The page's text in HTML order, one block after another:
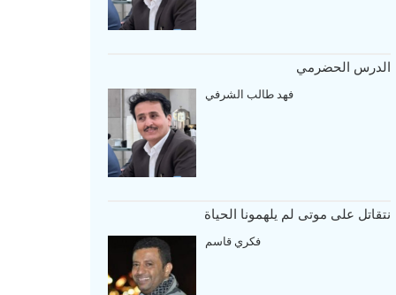
الدرس الحضرمي
فهد طالب الشرفي
نتقاتل على موتى لم يلهمونا الحياة
فكري قاسم